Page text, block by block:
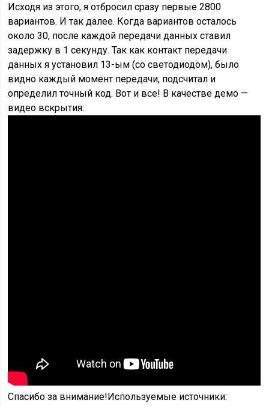
Исходя из этого, я отбросил сразу первые 2800
вариантов. И так далее. Когда вариантов осталось
около 30, после каждой передачи данных ставил
задержку в 1 секунду. Так как контакт передачи
данных я установил 13-ым (со светодиодом), было
видно каждый момент передачи, подсчитал и
определил точный код. Вот и все! В качестве демо —
видео вскрытия:
Спасибо за внимание!Используемые источники: